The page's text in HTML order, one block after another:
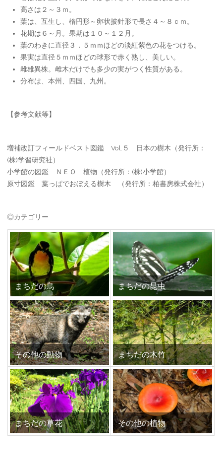
高さは２～３ｍ。
葉は、互生し、楕円形～卵状披針形で長さ４～８ｃｍ。
花期は６～月。果期は１０～１２月。
葉のわきに直径３．５ｍｍほどの淡紅紫色の花をつける。
果実は直径５ｍｍほどの球形で赤く熟し、美しい。
雌雄異株。雌木だけでも多少の実がつく性質がある。
分布は、本州、四国、九州。
【参考文献等】
増補改訂フィールドベスト図鑑 Vol.５ 日本の樹木（発行所：
(株)学習研究社）
小学館の図鑑 ＮＥＯ 植物（発行所：(株)小学館）
原寸図鑑 葉っぱでおぼえる樹木 （発行所：柏書房株式会社）
◎カテゴリー
まちだの鳥 まちだの昆虫
その他の動物 まちだの木竹
まちだの草花 その他の植物